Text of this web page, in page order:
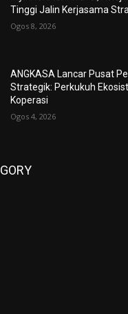
Tinggi Jalin Kerjasama
Ogos 8, 2026
ANGKASA Lancar Pusat
Strategik: Perkukuh
Koperasi
Ogos 4, 2026